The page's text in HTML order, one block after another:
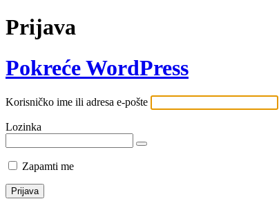
Prijava
Pokreće WordPress
Korisničko ime ili adresa e-pošte
Lozinka
Zapamti me